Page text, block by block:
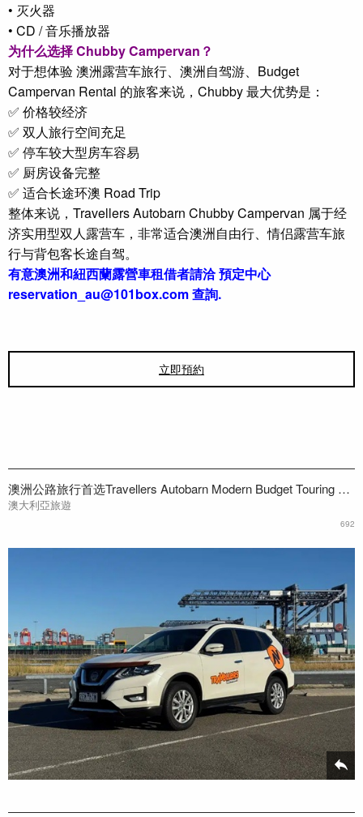
• 灭火器
• CD / 音乐播放器
为什么选择 Chubby Campervan？
对于想体验 澳洲露营车旅行、澳洲自驾游、Budget
Campervan Rental 的旅客来说，Chubby 最大优势是：
✅ 价格较经济
✅ 双人旅行空间充足
✅ 停车较大型房车容易
✅ 厨房设备完整
✅ 适合长途环澳 Road Trip
整体来说，Travellers Autobarn Chubby Campervan 属于经
济实用型双人露营车，非常适合澳洲自由行、情侣露营车旅
行与背包客长途自驾。
有意澳洲和紐西蘭露營車租借者請洽 預定中心
reservation_au@101box.com 查詢.
立即預約
澳洲公路旅行首选Travellers Autobarn Modern Budget Touring Wagon 经济型露营车介绍
澳大利亞旅遊
692